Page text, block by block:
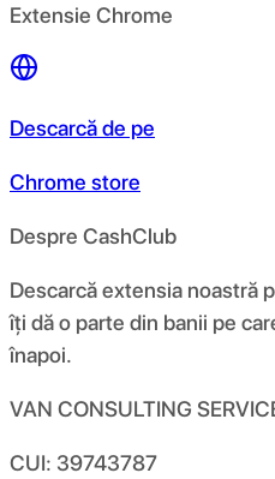
Extensie Chrome
Descarcă de pe
Chrome store
Despre CashClub
Descarcă extensia noastră
îți dă o parte din banii pe
înapoi.
VAN CONSULTING
CUI: 39743787